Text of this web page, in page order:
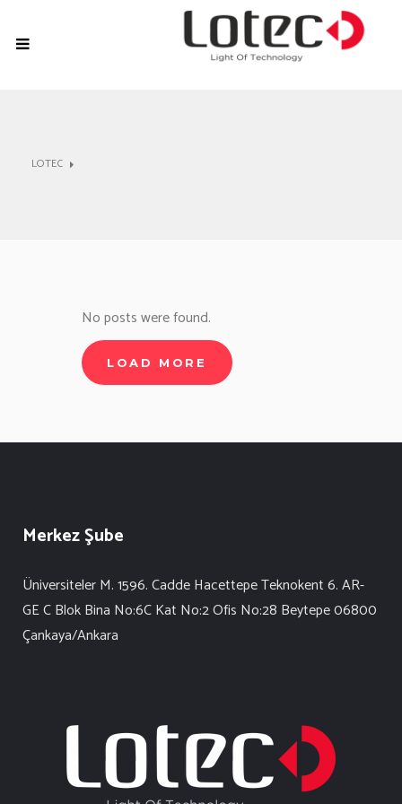
LOTEC
No posts were found.
LOAD MORE
Merkez Şube
Üniversiteler M. 1596. Cadde Hacettepe Teknokent 6. AR-
GE C Blok Bina No:6C Kat No:2 Ofis No:28 Beytepe 06800
Çankaya/Ankara